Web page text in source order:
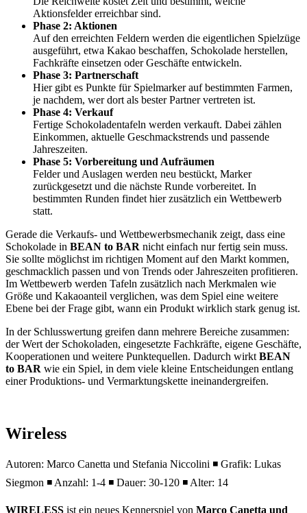
Aktionsfelder erreichbar sind.
Phase 2: Aktionen
Auf den erreichten Feldern werden die eigentlichen Spielzüge
ausgeführt, etwa Kakao beschaffen, Schokolade herstellen,
Fachkräfte einsetzen oder Geschäfte entwickeln.
Phase 3: Partnerschaft
Hier gibt es Punkte für Spielmarker auf bestimmten Farmen,
je nachdem, wer dort als bester Partner vertreten ist.
Phase 4: Verkauf
Fertige Schokoladentafeln werden verkauft. Dabei zählen
Einkommen, aktuelle Geschmackstrends und passende
Jahreszeiten.
Phase 5: Vorbereitung und Aufräumen
Felder und Auslagen werden neu bestückt, Marker
zurückgesetzt und die nächste Runde vorbereitet. In
bestimmten Runden findet hier zusätzlich ein Wettbewerb
statt.
Gerade die Verkaufs- und Wettbewerbsmechanik zeigt, dass eine
Schokolade in BEAN to BAR nicht einfach nur fertig sein muss.
Sie sollte möglichst im richtigen Moment auf den Markt kommen,
geschmacklich passen und von Trends oder Jahreszeiten profitieren.
Im Wettbewerb werden Tafeln zusätzlich nach Merkmalen wie
Größe und Kakaoanteil verglichen, was dem Spiel eine weitere
Ebene bei der Frage gibt, wann ein Produkt wirklich stark genug ist.
In der Schlusswertung greifen dann mehrere Bereiche zusammen:
der Wert der Schokoladen, eingesetzte Fachkräfte, eigene Geschäfte,
Kooperationen und weitere Punktequellen. Dadurch wirkt BEAN
to BAR wie ein Spiel, in dem viele kleine Entscheidungen entlang
einer Produktions- und Vermarktungskette ineinandergreifen.
Wireless
Autoren: Marco Canetta und Stefania Niccolini ◾ Grafik: Lukas
Siegmon ◾ Anzahl: 1-4 ◾ Dauer: 30-120 ◾ Alter: 14
WIRELESS ist ein neues Kennerspiel von Marco Canetta und